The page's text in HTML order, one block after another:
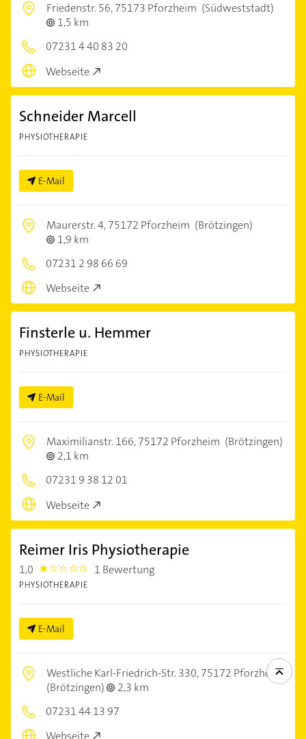
Friedenstr. 56,75173 Pforzheim (Südweststadt)
1,5 km
07231 4 40 83 20
Webseite
Schneider Marcell
PHYSIOTHERAPIE
E-Mail
Maurerstr. 4,75172 Pforzheim (Brötzingen)
1,9 km
07231 2 98 66 69
Webseite
Finsterle u. Hemmer
PHYSIOTHERAPIE
E-Mail
Maximilianstr. 166,75172 Pforzheim (Brötzingen)
2,1 km
07231 9 38 12 01
Webseite
Reimer Iris Physiotherapie
1,0 1.0 1 Bewertung
PHYSIOTHERAPIE
E-Mail
Westliche Karl-Friedrich-Str. 330,75172 Pforzheim
(Brötzingen)
2,3 km
07231 44 13 97
Webseite